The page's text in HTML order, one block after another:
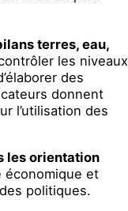
terres, eau,
les niveaux
des
donnent
l’utilisation des
les orientation
économique et
politiques.